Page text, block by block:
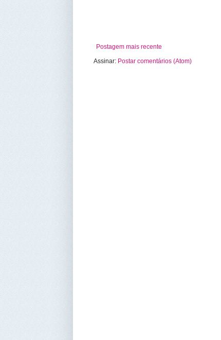
Postagem mais recente
Assinar: Postar comentários (Atom)